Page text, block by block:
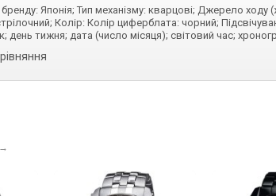
Японія; Тип механізму: кварцові; Джерело ходу
Колір: Колір циферблата: чорний;
день тижня; дата (число місяця); світовий час;
→